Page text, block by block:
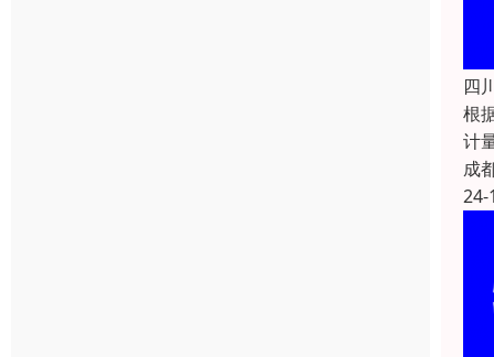
四
根
计
成
24-